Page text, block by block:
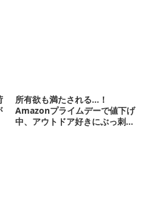
所有欲も満たされる…！
Amazonプライムデーで値下げ
中、アウトドア好きにぶっ刺さ